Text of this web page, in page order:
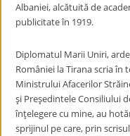
Albaniei, alcătuită de
publicitate în 1919.
Diplomatul Marii Uniri,
României la Tirana scria în
Ministrului Afacerilor
şi Preşedintele Consiliului
înţelegere cu mine, au
sprijinul pe care, prin